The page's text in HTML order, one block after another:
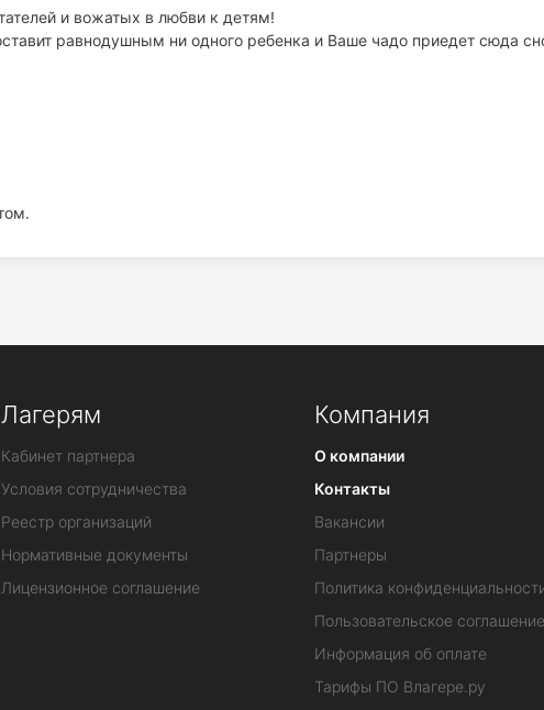
и вожатых в любви к детям!
равнодушным ни одного ребенка и Ваше чадо приедет сюда
Лагерям
Кабинет партнера
Условия сотрудничества
Реестр организаций
Нормативные документы
Лицензионное соглашение
Компания
О компании
Контакты
Вакансии
Партнеры
Политика
Пользовательское соглашение
Информация об оплате
Тарифы ПО Влагере.ру